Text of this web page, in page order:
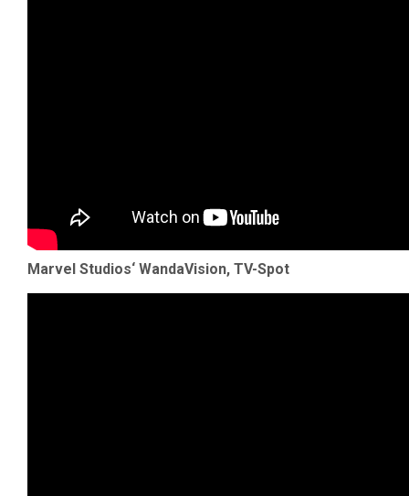
Marvel Studios‘ WandaVision, TV-Spot